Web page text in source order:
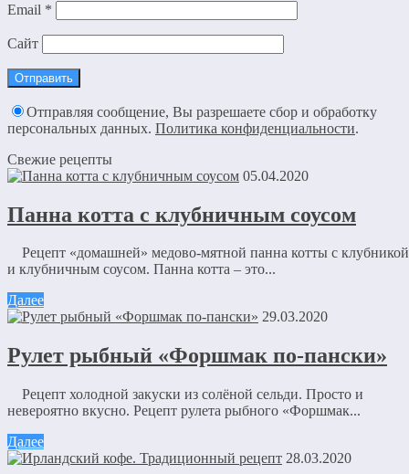
Email *
Сайт
Отправляя сообщение, Вы разрешаете сбор и обработку
персональных данных. Политика конфиденциальности.
Свежие рецепты
05.04.2020
Панна котта с клубничным соусом
Рецепт «домашней» медово-мятной панна котты с клубникой
и клубничным соусом. Панна котта – это...
Далее
29.03.2020
Рулет рыбный «Форшмак по-пански»
Рецепт холодной закуски из солёной сельди. Просто и
невероятно вкусно. Рецепт рулета рыбного «Форшмак...
Далее
28.03.2020